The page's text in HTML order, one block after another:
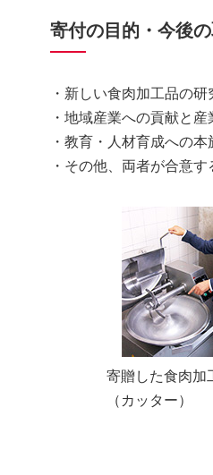
寄付の目的・今後
・新しい食肉加工品の
・地域産業への貢献と産
・教育・人材育成への本
・その他、両者が合意す
寄贈した食肉加
（カッター）